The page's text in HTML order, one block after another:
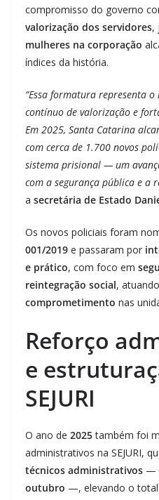
compromisso do governo
valorização dos servidores,
mulheres na corporação
índices da história.
“Essa formatura representa
contínuo de valorização e
Em 2025, Santa Catarina
com cerca de 1.700 novos
sistema prisional — um
com a segurança pública e a
a secretária de Estado
Os novos policiais foram
001/2019 e passaram por
e prático, com foco em
reintegração social,
comprometimento nas
Reforço
e
SEJURI
O ano de 2025também foi
administrativos na SEJURI,
técnicos administrativos —
outubro —, elevando o total